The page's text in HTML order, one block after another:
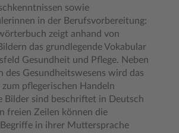
sowie
in der Berufsvorbereitung:
zeigt anhand von
das grundlegende Vokabular
Gesundheit und Pflege. Neben
des Gesundheitswesens wird das
zum pflegerischen Handeln
Bilder sind beschriftet in Deutsch
freien Zeilen können die
Begriffe in ihrer Muttersprache